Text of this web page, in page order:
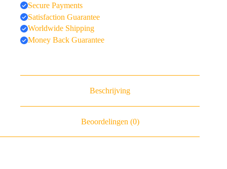
Secure Payments
Satisfaction Guarantee
Worldwide Shipping
Money Back Guarantee
Beschrijving
Beoordelingen (0)